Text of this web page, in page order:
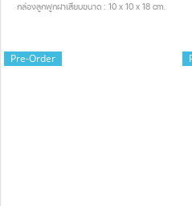
กล่องลูกฟูกฝาเสียบขนาด : 10 x 10 x 18 cm.
Pre-Order